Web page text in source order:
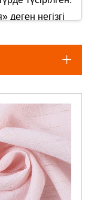
негізгі
Тандау
қарағанда
ететін зығыр